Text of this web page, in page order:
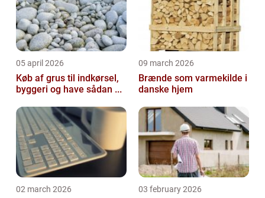
05 april 2026
Køb af grus til indkørsel,
byggeri og have sådan ...
09 march 2026
Brænde som varmekilde i
danske hjem
02 march 2026 03 february 2026